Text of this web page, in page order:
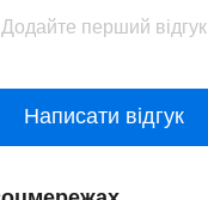
Додайте перший відгук
Написати відгук